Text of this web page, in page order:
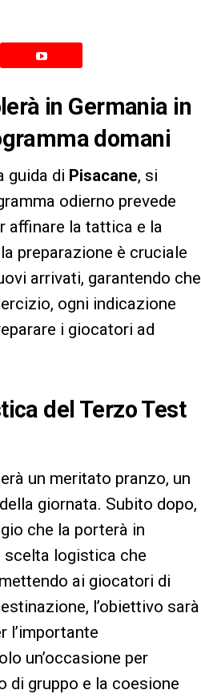
in Germania in
domani
guida di Pisacane, si
odierno prevede
affinare la tattica e la
preparazione è cruciale
arrivati, garantendo che
ogni indicazione
i giocatori ad
del Terzo Test
un meritato pranzo, un
giornata. Subito dopo,
che la porterà in
scelta logistica che
ai giocatori di
l’obiettivo sarà
l’importante
un’occasione per
di gruppo e la coesione